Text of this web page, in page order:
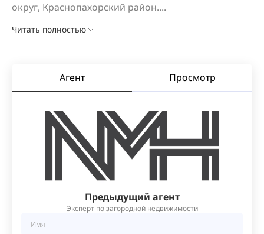
округ, Краснопахорский район....
Читать полностью
Агент Просмотр
Предыдущий агент
Эксперт по загородной недвижимости